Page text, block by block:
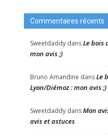
Commentaires récents
Sweetdaddy dansLe bois
mon avis ;)
Bruno Amandine dansLe
Lyon/Diémoz : mon avis ;)
Sweetdaddy dansMon
avis et astuces